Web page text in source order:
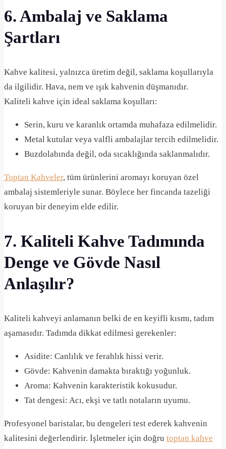
6. Ambalaj ve Saklama
Şartları
Kahve kalitesi, yalnızca üretim değil, saklama koşullarıyla
da ilgilidir. Hava, nem ve ışık kahvenin düşmanıdır.
Kaliteli kahve için ideal saklama koşulları:
Serin, kuru ve karanlık ortamda muhafaza edilmelidir.
Metal kutular veya valfli ambalajlar tercih edilmelidir.
Buzdolabında değil, oda sıcaklığında saklanmalıdır.
Toptan Kahveler, tüm ürünlerini aromayı koruyan özel
ambalaj sistemleriyle sunar. Böylece her fincanda tazeliği
koruyan bir deneyim elde edilir.
7. Kaliteli Kahve Tadımında
Denge ve Gövde Nasıl
Anlaşılır?
Kaliteli kahveyi anlamanın belki de en keyifli kısmı, tadım
aşamasıdır. Tadımda dikkat edilmesi gerekenler:
Asidite: Canlılık ve ferahlık hissi verir.
Gövde: Kahvenin damakta bıraktığı yoğunluk.
Aroma: Kahvenin karakteristik kokusudur.
Tat dengesi: Acı, ekşi ve tatlı notaların uyumu.
Profesyonel baristalar, bu dengeleri test ederek kahvenin
kalitesini değerlendirir. İşletmeler için doğru toptan kahve